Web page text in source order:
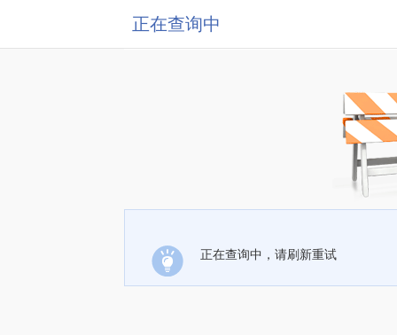
正在查询中
正在查询中，请刷新重试